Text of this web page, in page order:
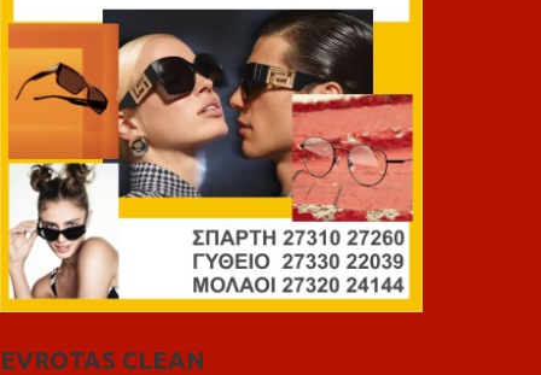
EVROTAS CLEAN